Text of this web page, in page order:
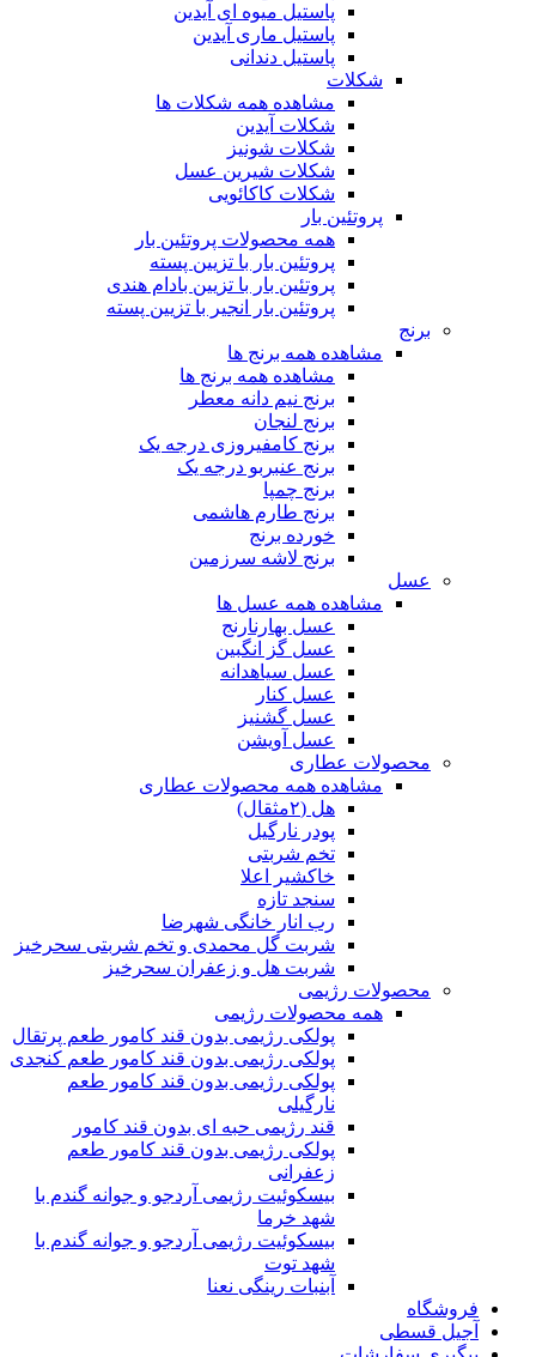
پاستیل میوه ای آیدین
پاستیل ماری آیدین
پاستیل دندانی
شکلات
مشاهده همه شکلات ها
شکلات آیدین
شکلات شونیز
شکلات شیرین عسل
شکلات کاکائویی
پروتئین بار
همه محصولات پروتئین بار
پروتئین بار با تزیین پسته
پروتئین بار با تزیین بادام هندی
پروتئین بار انجیر با تزیین پسته
برنج
مشاهده همه برنج ها
مشاهده همه برنج ها
برنج نیم دانه معطر
برنج لنجان
برنج کامفیروزی درجه یک
برنج عنبربو درجه یک
برنج چمپا
برنج طارم هاشمی
خورده برنج
برنج لاشه سرزمین
عسل
مشاهده همه عسل ها
عسل بهارنارنج
عسل گز انگبین
عسل سیاهدانه
عسل کنار
عسل گشنیز
عسل آویشن
محصولات عطاری
مشاهده همه محصولات عطاری
هل (۲مثقال)
پودر نارگیل
تخم شربتی
خاکشیر اعلا
سنجد تازه
رب انار خانگی شهرضا
شربت گل محمدی و تخم شربتی سحرخیز
شربت هل و زعفران سحرخیز
محصولات رژیمی
همه محصولات رژیمی
پولکی رژیمی بدون قند کامور طعم پرتقال
پولکی رژیمی بدون قند کامور طعم کنجدی
پولکی رژیمی بدون قند کامور طعم
نارگیلی
قند رژیمی حبه ای بدون قند کامور
پولکی رژیمی بدون قند کامور طعم
زعفرانی
بيسکوئيت رژیمی آردجو و جوانه گندم با
شهد خرما
بيسکوئيت رژیمی آردجو و جوانه گندم با
شهد توت
آبنبات رینگی نعنا
فروشگاه
آجیل قسطی